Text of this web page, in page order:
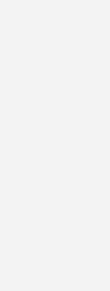
ich damit einverstanden, über
zu werden. Diese
und eine Abmeldung ist
mit Daten finden Sie